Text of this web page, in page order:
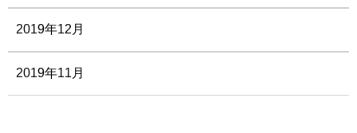
2019年12月
2019年11月